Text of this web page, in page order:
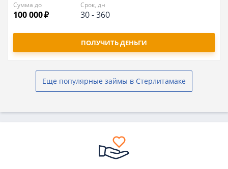
Сумма до
100 000
Срок, дн
30-360
ПОЛУЧИТЬ ДЕНЬГИ
Еще популярные займы в Стерлитамаке